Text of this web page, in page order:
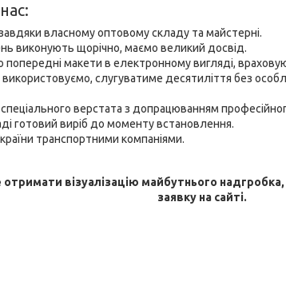
власному оптовому складу та майстерні.
виконують щорічно, маємо великий досвід.
макети в електронному вигляді,
використовуємо, слугуватиме десятиліття без
верстата з допрацюванням
готовий виріб до моменту встановлення.
транспортними компаніями.
візуалізацію майбутнього
заявку на сайті.